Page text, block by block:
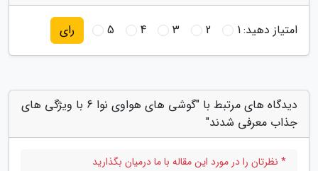
امتیاز دهید:1
2
3
4
5 رای
دیدگاه های مرتبط با "گوشی های هواوی نوا 6 با ویژگی های
جذاب معرفی شدند"
* نظرتان را در مورد این مقاله با ما درمیان بگذارید